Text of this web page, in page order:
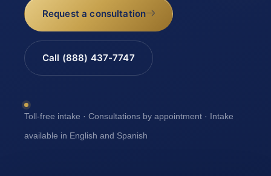
Request a consultation
Call (888) 437-7747
Toll-free intake · Consultations by appointment · Intake
available in English and Spanish